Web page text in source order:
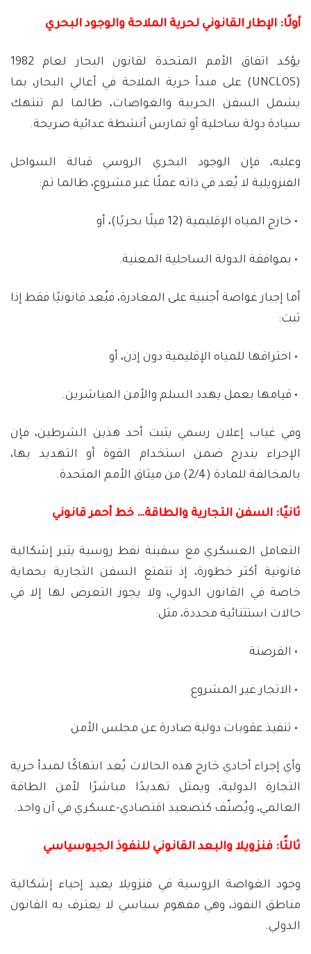
أولًا: الإطار القانوني لحرية الملاحة والوجود البحري
يؤكد اتفاق الأمم المتحدة لقانون البحار لعام 1982
(UNCLOS) على مبدأ حرية الملاحة في أعالي البحار، بما
يشمل السفن الحربية والغواصات، طالما لم تنتهك
سيادة دولة ساحلية أو تمارس أنشطة عدائية صريحة.
وعليه، فإن الوجود البحري الروسي قبالة السواحل
الفنزويلية لا يُعد في ذاته عملًا غير مشروع، طالما تم:
• خارج المياه الإقليمية (12 ميلًا بحريًا)، أو
• بموافقة الدولة الساحلية المعنية.
أما إجبار غواصة أجنبية على المغادرة، فيُعد قانونيًا فقط إذا
ثبت:
• اختراقها للمياه الإقليمية دون إذن، أو
• قيامها بعمل يهدد السلم والأمن المباشرين.
وفي غياب إعلان رسمي يثبت أحد هذين الشرطين، فإن
الإجراء يندرج ضمن استخدام القوة أو التهديد بها،
بالمخالفة للمادة (2/4) من ميثاق الأمم المتحدة.
ثانيًا: السفن التجارية والطاقة… خط أحمر قانوني
التعامل العسكري مع سفينة نفط روسية يثير إشكالية
قانونية أكثر خطورة، إذ تتمتع السفن التجارية بحماية
خاصة في القانون الدولي، ولا يجوز التعرض لها إلا في
حالات استثنائية محددة، مثل:
• القرصنة
• الاتجار غير المشروع
• تنفيذ عقوبات دولية صادرة عن مجلس الأمن
وأي إجراء أحادي خارج هذه الحالات يُعد انتهاكًا لمبدأ حرية
التجارة الدولية، ويمثل تهديدًا مباشرًا لأمن الطاقة
العالمي، ويُصنّف كتصعيد اقتصادي-عسكري في آن واحد.
ثالثًا: فنزويلا والبعد القانوني للنفوذ الجيوسياسي
وجود الغواصة الروسية في فنزويلا يعيد إحياء إشكالية
مناطق النفوذ، وهي مفهوم سياسي لا يعترف به القانون
الدولي.